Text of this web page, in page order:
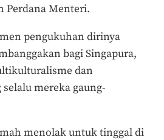
Perdana Menteri.
pengukuhan dirinya
bagi Singapura,
dan
mereka gaung-
menolak untuk tinggal di